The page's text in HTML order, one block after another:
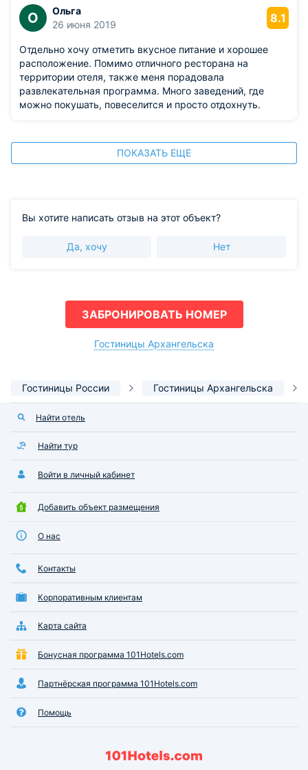
О
Ольга
26 июня 2019
8.1
Отдельно хочу отметить вкусное питание и хорошее
расположение. Помимо отличного ресторана на
территории отеля, также меня порадовала
развлекательная программа. Много заведений, где
можно покушать, повеселится и просто отдохнуть.
ПОКАЗАТЬ ЕЩЕ
Вы хотите написать отзыв на этот объект?
Да, хочу Нет
ЗАБРОНИРОВАТЬ НОМЕР
Гостиницы Архангельска
Гостиницы России Гостиницы Архангельска
Найти отель
Найти тур
Войти в личный кабинет
Добавить объект размещения
О нас
Контакты
Корпоративным клиентам
Карта сайта
Бонусная программа 101Hotels.com
Партнёрская программа 101Hotels.com
Помощь